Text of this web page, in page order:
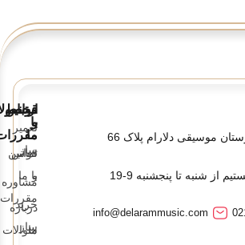
موسیقی دلارام پلاک 66
از شنبه تا پنجشنبه 9-19
info@delarammusic.com
تعمیر
ساز
مشاوره
خرید
ساز
قوانین
و
قوانین
و
مقررات
سوالات
ارتباط
با
ما
تماس
با ما
درباره
ما